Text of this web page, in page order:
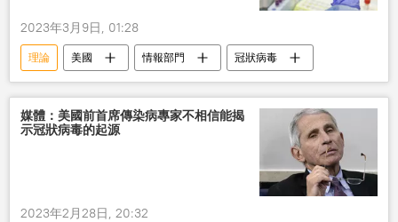
2023年3月9日, 01:28
理論 美國 情報部門 冠狀病毒
媒體：美國前首席傳染病專家不相信能揭
示冠狀病毒的起源
2023年2月28日, 20:32